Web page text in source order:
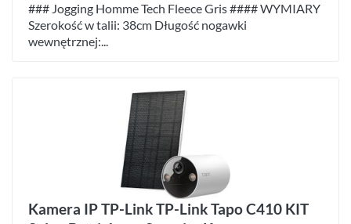
### Jogging Homme Tech Fleece Gris #### WYMIARY
Szerokość w talii: 38cm Długość nogawki
wewnętrznej:...
Kamera IP TP-Link TP-Link Tapo C410 KIT